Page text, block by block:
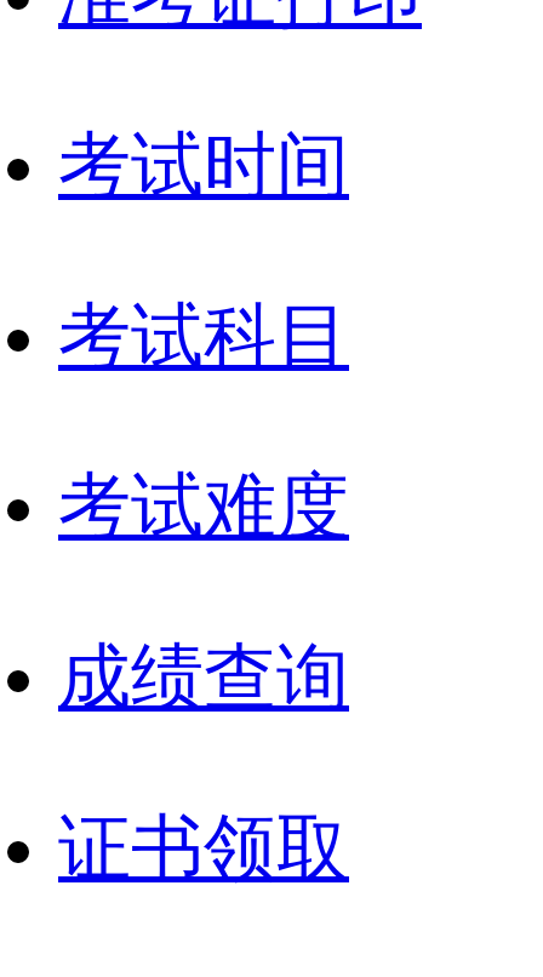
考试时间
考试科目
考试难度
成绩查询
证书领取